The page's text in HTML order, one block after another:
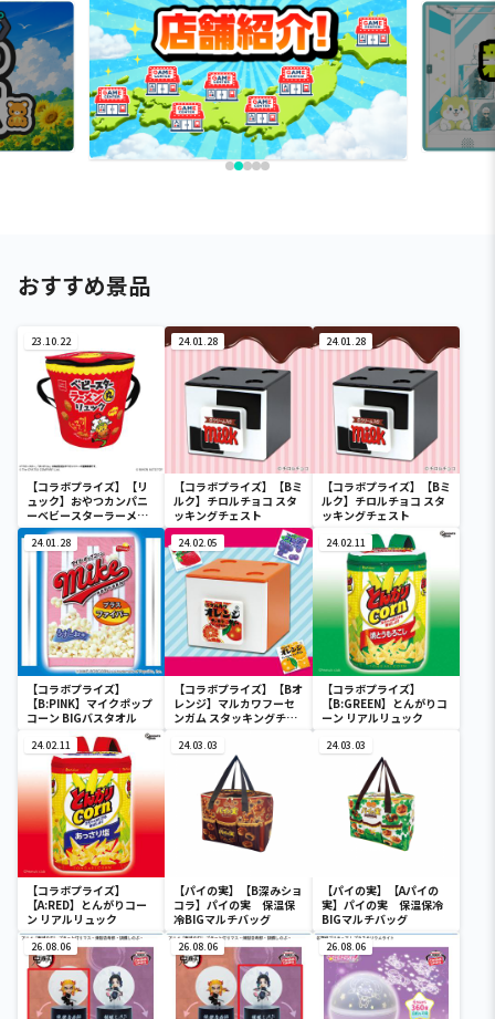
おすすめ景品
23.10.22
【コラボプライズ】【リ
ュック】おやつカンパニ
ーベビースターラーメン
丸リュック
24.01.28
【コラボプライズ】【Bミ
ルク】チロルチョコ スタ
ッキングチェスト
24.01.28
【コラボプライズ】【Bミ
ルク】チロルチョコ スタ
ッキングチェスト
24.01.28
【コラボプライズ】
【B:PINK】マイクポップ
コーン BIGバスタオル
24.02.05
【コラボプライズ】【Bオ
レンジ】マルカワフーセ
ンガム スタッキングチェ
24.02.11
【コラボプライズ】
【B:GREEN】とんがりコ
ーン リアルリュック
24.02.11
【コラボプライズ】
【A:RED】とんがりコー
ン リアルリュック
24.03.03
【パイの実】【B深みショ
コラ】パイの実 保温保
冷BIGマルチバッグ
24.03.03
【パイの実】【Aパイの
実】パイの実 保温保冷
BIGマルチバッグ
26.08.06 26.08.06 26.08.06